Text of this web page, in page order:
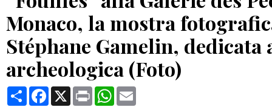
Monaco, la mostra
Stéphane Gamelin,
archeologica (Foto)
CondividiFacebook
X Print WhatsApp